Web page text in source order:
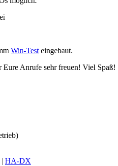
Win-Testeingebaut.
Eure Anrufe sehr freuen! Viel Spaß!
| HA-DX